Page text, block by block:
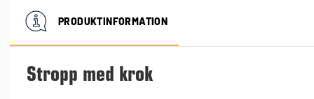
PRODUKTINFORMATION
Stropp med krok